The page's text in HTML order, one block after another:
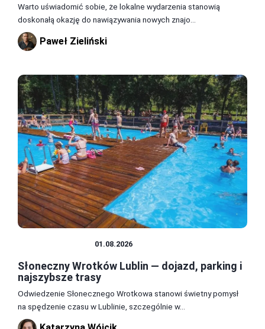
Warto uświadomić sobie, że lokalne wydarzenia stanowią
doskonałą okazję do nawiązywania nowych znajo...
Paweł Zieliński
01.08.2026
Słoneczny Wrotków Lublin — dojazd, parking i
najszybsze trasy
Odwiedzenie Słonecznego Wrotkowa stanowi świetny pomysł
na spędzenie czasu w Lublinie, szczególnie w...